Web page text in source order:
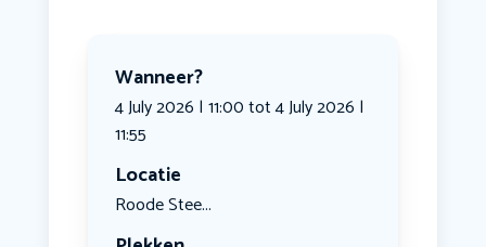
Wanneer?
4 July 2026 | 11:00 tot 4 July 2026 |
11:55
Locatie
Roode Stee...